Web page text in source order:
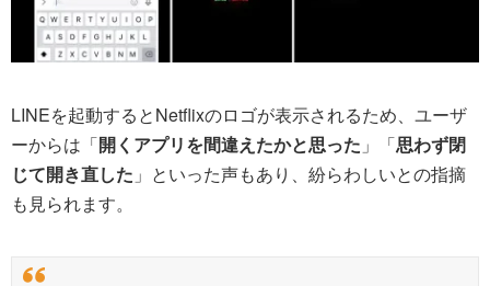
LINEを起動するとNetflixのロゴが表示されるため、ユーザ
ーからは「開くアプリを間違えたかと思った 」「思わず閉
じて開き直した 」といった声もあり、紛らわしいとの指摘
も見られます。